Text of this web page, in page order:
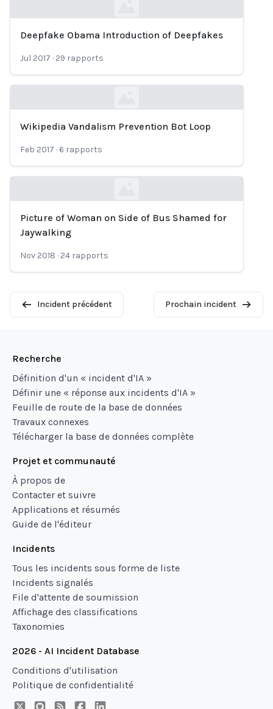
Loading...
Deepfake Obama Introduction of Deepfakes
Jul 2017 · 29 rapports
Loading...
Wikipedia Vandalism Prevention Bot Loop
Feb 2017 · 6 rapports
Loading...
Picture of Woman on Side of Bus Shamed for
Jaywalking
Nov 2018 · 24 rapports
Incident précédent Prochain incident
Recherche
Définition d'un « incident d'IA »
Définir une « réponse aux incidents d'IA »
Feuille de route de la base de données
Travaux connexes
Télécharger la base de données complète
Projet et communauté
À propos de
Contacter et suivre
Applications et résumés
Guide de l'éditeur
Incidents
Tous les incidents sous forme de liste
Incidents signalés
File d'attente de soumission
Affichage des classifications
Taxonomies
2026 - AI Incident Database
Conditions d'utilisation
Politique de confidentialité